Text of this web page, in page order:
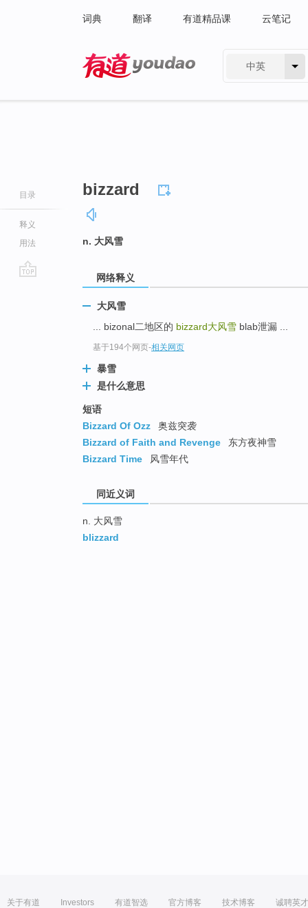
词典 翻译 有道精品课 云笔记
中英
目录
释义
用法
bizzard
n. 大风雪
网络释义
大风雪
... bizonal二地区的 bizzard大风雪 blab泄漏 ...
基于194个网页-相关网页
暴雪
是什么意思
短语
Bizzard Of Ozz
奥兹突袭
Bizzard of Faith and Revenge
东方夜神雪
Bizzard Time
风雪年代
同近义词
n. 大风雪
blizzard
关于有道 Investors 有道智选 官方博客 技术博客 诚聘英才